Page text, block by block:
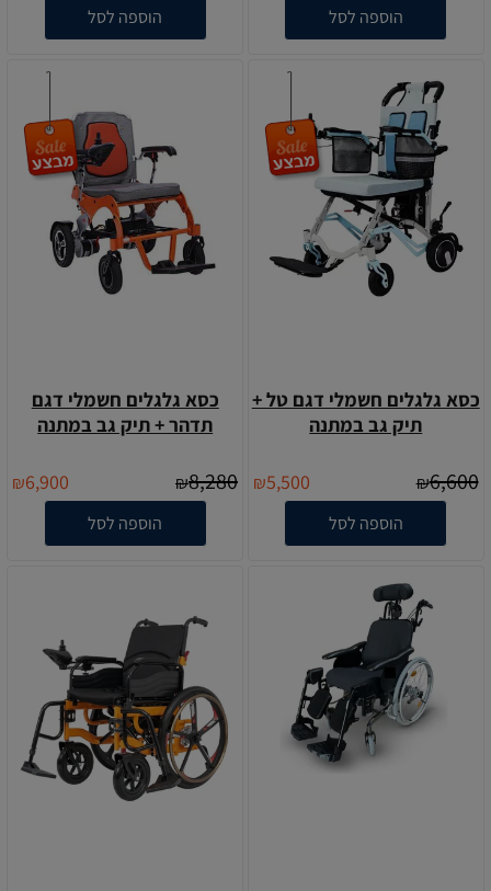
הוספה לסל הוספה לסל
כסא גלגלים חשמלי דגם טל +
תיק גב במתנה
₪6,600
₪5,500
הוספה לסל
כסא גלגלים חשמלי דגם
תדהר + תיק גב במתנה
₪8,280
₪6,900
הוספה לסל